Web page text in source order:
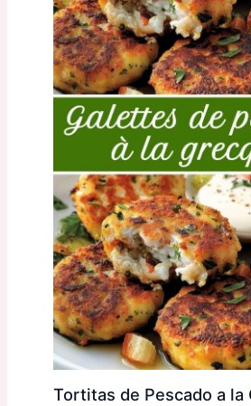
Tortitas de Pescado a la